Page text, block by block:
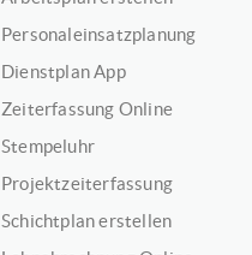
Personaleinsatzplanung
Dienstplan App
Zeiterfassung Online
Stempeluhr
Projektzeiterfassung
Schichtplan erstellen